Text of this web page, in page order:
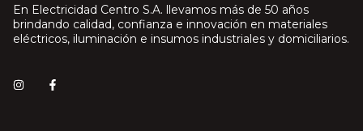
En Electricidad Centro S.A. llevamos más de 50 años
brindando calidad, confianza e innovación en materiales
eléctricos, iluminación e insumos industriales y domiciliarios.